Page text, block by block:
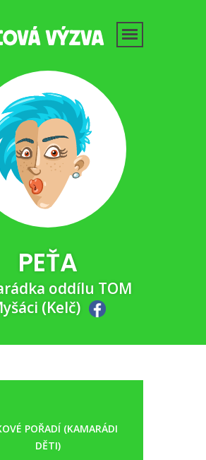
PEŤA
oddílu TOM
(Kelč)
POŘADÍ (KAMARÁDI
DĚTI)